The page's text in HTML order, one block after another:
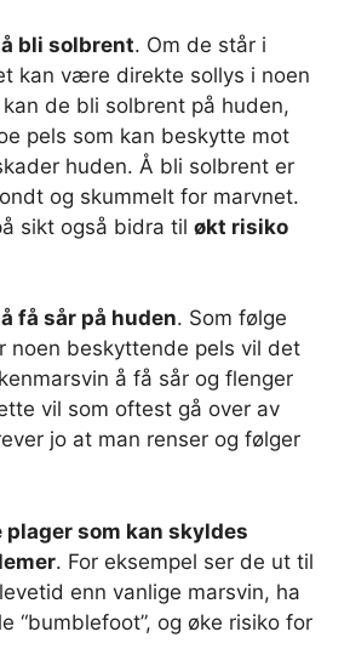
bli solbrent. Om de står i
kan være direkte sollys i noen
de bli solbrent på huden,
pels som kan beskytte mot
huden. Å bli solbrent er
og skummelt for marvnet.
sikt også bidra til økt risiko
få sår på huden. Som følge
noen beskyttende pels vil det
å få sår og flenger
vil som oftest gå over av
jo at man renser og følger
plager som kan skyldes
. For eksempel ser de ut til
enn vanlige marsvin, ha
“bumblefoot”, og øke risiko for